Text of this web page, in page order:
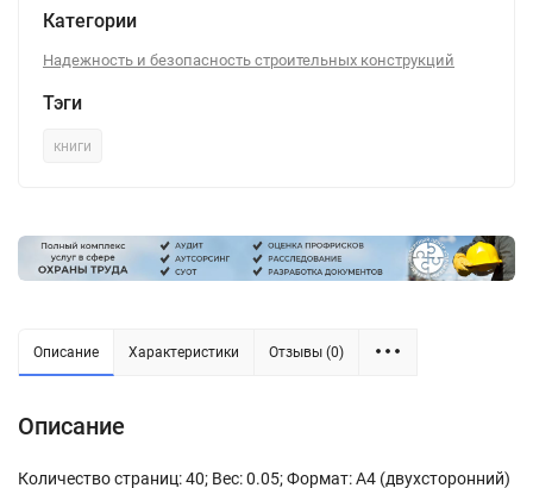
Категории
Надежность и безопасность строительных конструкций
Тэги
книги
Описание Характеристики Отзывы (0)
Описание
Количество страниц: 40; Вес: 0.05; Формат: А4 (двухсторонний)